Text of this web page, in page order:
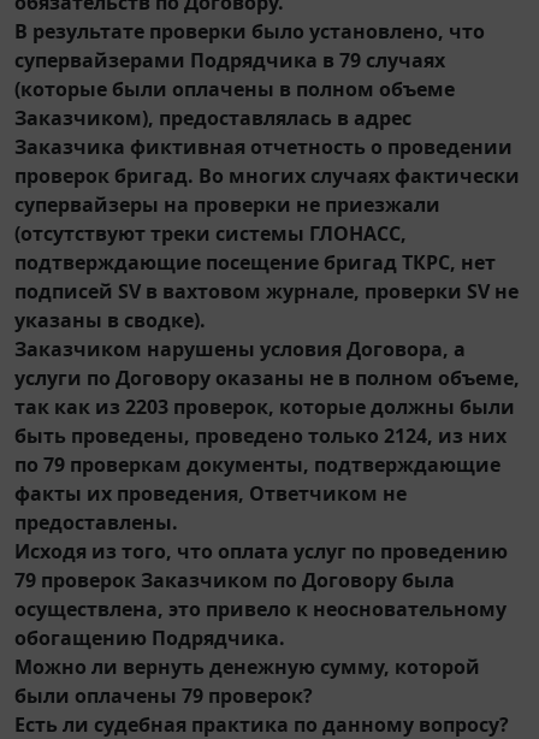
В результате проверки было установлено, что
супервайзерами Подрядчика в 79 случаях
(которые были оплачены в полном объеме
Заказчиком), предоставлялась в адрес
Заказчика фиктивная отчетность о проведении
проверок бригад. Во многих случаях фактически
супервайзеры на проверки не приезжали
(отсутствуют треки системы ГЛОНАСС,
подтверждающие посещение бригад ТКРС, нет
подписей SV в вахтовом журнале, проверки SV не
указаны в сводке).
Заказчиком нарушены условия Договора, а
услуги по Договору оказаны не в полном объеме,
так как из 2203 проверок, которые должны были
быть проведены, проведено только 2124, из них
по 79 проверкам документы, подтверждающие
факты их проведения, Ответчиком не
предоставлены.
Исходя из того, что оплата услуг по проведению
79 проверок Заказчиком по Договору была
осуществлена, это привело к неосновательному
обогащению Подрядчика.
Можно ли вернуть денежную сумму, которой
были оплачены 79 проверок?
Есть ли судебная практика по данному вопросу?